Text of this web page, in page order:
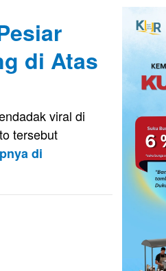
di Atas
viral di
tersebut
di